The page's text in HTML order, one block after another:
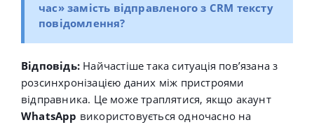
час» замість відправленого з CRM тексту
повідомлення?
Відповідь: Найчастіше така ситуація пов’язана з
розсинхронізацією даних між пристроями
відправника. Це може траплятися, якщо акаунт
WhatsApp використовується одночасно на